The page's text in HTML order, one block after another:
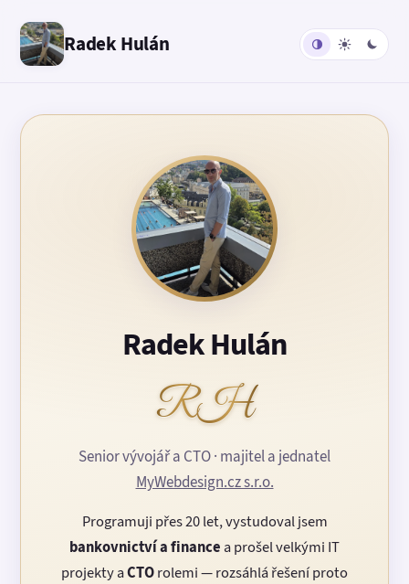
Radek Hulán
Radek Hulán
RH
Senior vývojář a CTO · majitel a jednatel
MyWebdesign.cz s.r.o.
Programuji přes 20 let, vystudoval jsem
bankovnictví a finance a prošel velkými IT
projekty aCTOrolemi — rozsáhlá řešení proto